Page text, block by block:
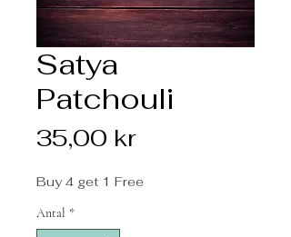
Satya
Patchouli
35,00 krPris
Buy 4 get 1 Free
Antal *